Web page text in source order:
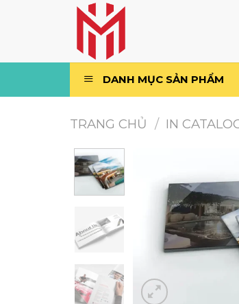
DANH MỤC SẢN PHẨM
TRANG CHỦ / IN